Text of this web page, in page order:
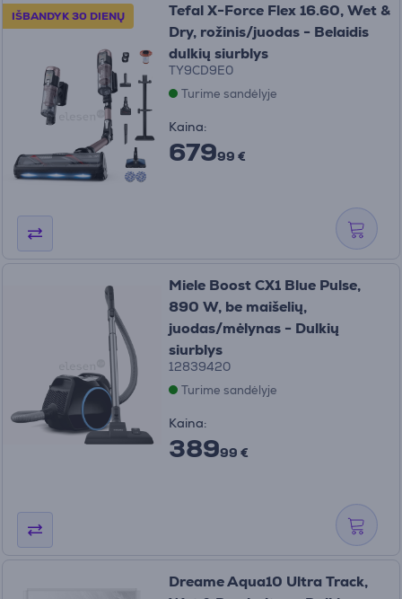
IŠBANDYK 30 DIENŲ
Tefal X-Force Flex 16.60, Wet &
Dry, rožinis/juodas - Belaidis
dulkių siurblys
TY9CD9E0
Turime sandėlyje
Kaina:
67999 €
Miele Boost CX1 Blue Pulse,
890 W, be maišelių,
juodas/mėlynas - Dulkių
siurblys
12839420
Turime sandėlyje
Kaina:
38999 €
Dreame Aqua10 Ultra Track,